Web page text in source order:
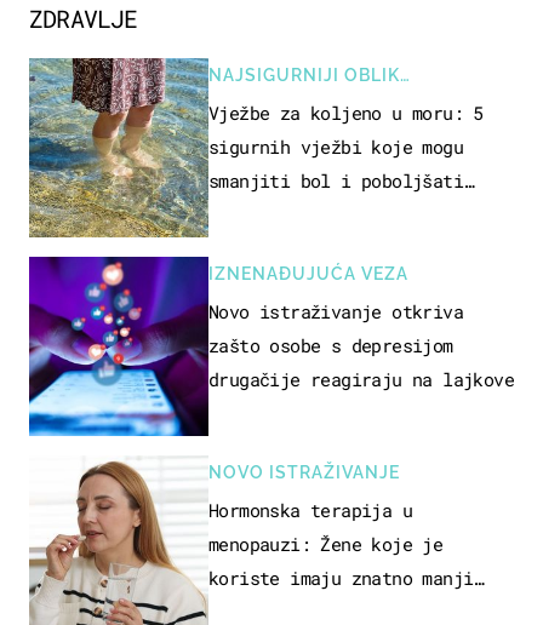
ZDRAVLJE
NAJSIGURNIJI OBLIK
REKREACIJE
Vježbe za koljeno u moru: 5
sigurnih vježbi koje mogu
smanjiti bol i poboljšati
IZNENAĐUJUĆA VEZA
Novo istraživanje otkriva
zašto osobe s depresijom
drugačije reagiraju na lajkove
NOVO ISTRAŽIVANJE
Hormonska terapija u
menopauzi: Žene koje je
koriste imaju znatno manji